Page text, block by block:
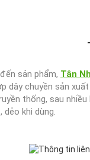
sản phẩm, Tân
dây chuyền sản
thống, sau
khi dùng.